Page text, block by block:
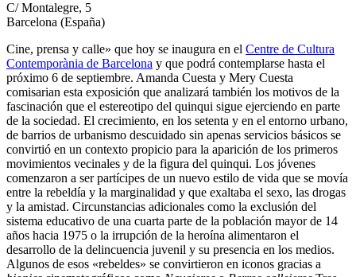
C/ Montalegre, 5
Barcelona (España)
Cine, prensa y calle» que hoy se inaugura en el Centre de Cultura
Contemporània de Barcelona y que podrá contemplarse hasta el
próximo 6 de septiembre. Amanda Cuesta y Mery Cuesta
comisarian esta exposición que analizará también los motivos de la
fascinación que el estereotipo del quinqui sigue ejerciendo en parte
de la sociedad. El crecimiento, en los setenta y en el entorno urbano,
de barrios de urbanismo descuidado sin apenas servicios básicos se
convirtió en un contexto propicio para la aparición de los primeros
movimientos vecinales y de la figura del quinqui. Los jóvenes
comenzaron a ser partícipes de un nuevo estilo de vida que se movía
entre la rebeldía y la marginalidad y que exaltaba el sexo, las drogas
y la amistad. Circunstancias adicionales como la exclusión del
sistema educativo de una cuarta parte de la población mayor de 14
años hacia 1975 o la irrupción de la heroína alimentaron el
desarrollo de la delincuencia juvenil y su presencia en los medios.
Algunos de esos «rebeldes» se convirtieron en iconos gracias a